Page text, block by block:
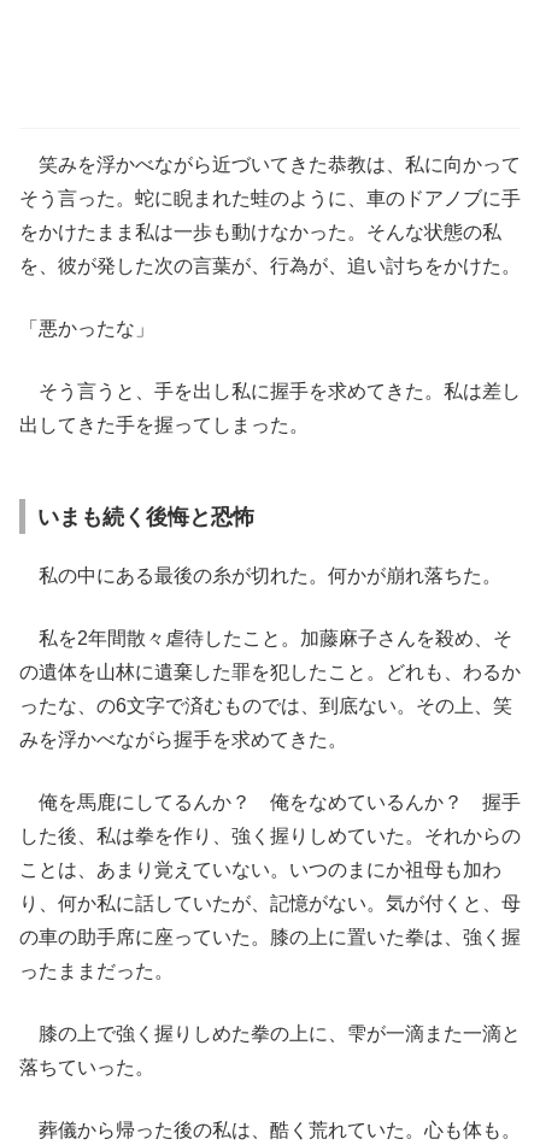
笑みを浮かべながら近づいてきた恭教は、私に向かって
そう言った。蛇に睨まれた蛙のように、車のドアノブに手
をかけたまま私は一歩も動けなかった。そんな状態の私
を、彼が発した次の言葉が、行為が、追い討ちをかけた。
「悪かったな」
そう言うと、手を出し私に握手を求めてきた。私は差し
出してきた手を握ってしまった。
いまも続く後悔と恐怖
私の中にある最後の糸が切れた。何かが崩れ落ちた。
私を2年間散々虐待したこと。加藤麻子さんを殺め、そ
の遺体を山林に遺棄した罪を犯したこと。どれも、わるか
ったな、の6文字で済むものでは、到底ない。その上、笑
みを浮かべながら握手を求めてきた。
俺を馬鹿にしてるんか？ 俺をなめているんか？ 握手
した後、私は拳を作り、強く握りしめていた。それからの
ことは、あまり覚えていない。いつのまにか祖母も加わ
り、何か私に話していたが、記憶がない。気が付くと、母
の車の助手席に座っていた。膝の上に置いた拳は、強く握
ったままだった。
膝の上で強く握りしめた拳の上に、雫が一滴また一滴と
落ちていった。
葬儀から帰った後の私は、酷く荒れていた。心も体も。